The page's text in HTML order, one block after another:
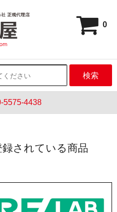
0
検索
5575-4438
録されている商品